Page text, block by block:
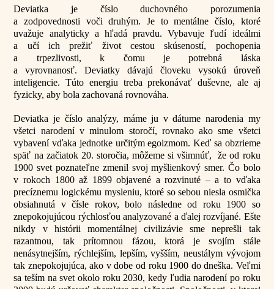
Deviatka je číslo duchovného porozumenia
a zodpovednosti voči druhým. Je to mentálne číslo, ktoré
uvažuje analyticky a hľadá pravdu. Vybavuje ľudí ideálmi
a učí ich prežiť život cestou skúseností, pochopenia
a trpezlivosti, k čomu je potrebná láska
a vyrovnanosť. Deviatky dávajú človeku vysokú úroveň
inteligencie. Túto energiu treba prekonávať duševne, ale aj
fyzicky, aby bola zachovaná rovnováha.
Deviatka je číslo analýzy, máme ju v dátume narodenia my
všetci narodení v minulom storočí, rovnako ako sme všetci
vybavení vďaka jednotke určitým egoizmom. Keď sa obzrieme
späť na začiatok 20. storočia, môžeme si všimnúť, že od roku
1900 svet poznateľne zmenil svoj myšlienkový smer. Čo bolo
v rokoch 1800 až 1899 objavené a rozvinuté – a to vďaka
precíznemu logickému mysleniu, ktoré so sebou niesla osmička
obsiahnutá v čísle rokov, bolo následne od roku 1900 so
znepokojujúcou rýchlosťou analyzované a ďalej rozvíjané. Ešte
nikdy v histórii momentálnej civilizávie sme neprešli tak
razantnou, tak prítomnou fázou, ktorá je svojím stále
nenásytnejším, rýchlejším, lepším, vyšším, neustálym vývojom
tak znepokojujúca, ako v dobe od roku 1900 do dneška. Veľmi
sa teším na svet okolo roku 2030, kedy ľudia narodení po roku